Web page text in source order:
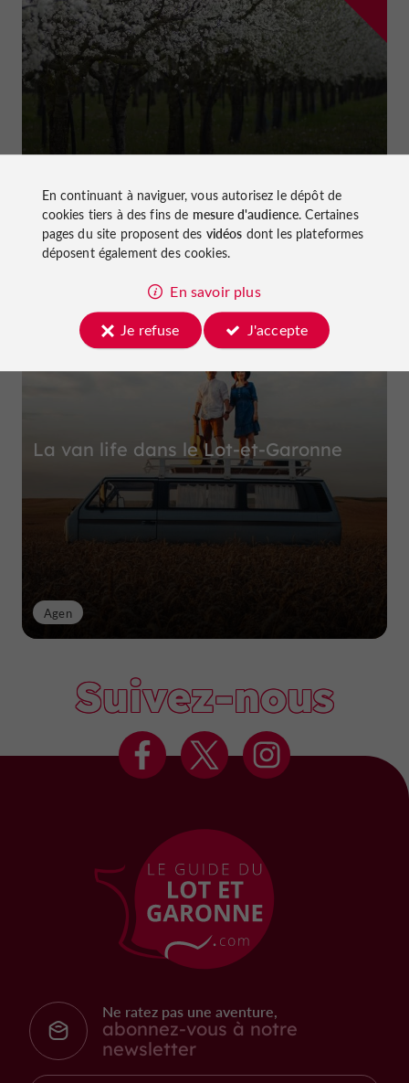
Ferme et Musée du Pruneau
à Lafitte-sur-Lot
Top expériences
La van life dans le Lot-et-Garonne
Agen
Suivez-nous
Ne ratez pas une aventure,
abonnez-vous à notre
newsletter
En continuant à naviguer, vous autorisez le dépôt de
cookies tiers à des fins de mesure d'audience. Certaines
pages du site proposent des vidéos dont les plateformes
déposent également des cookies.
En savoir plus
Je refuse
J'accepte